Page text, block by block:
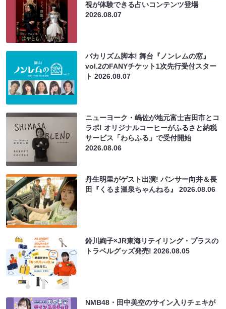
視が体験できる占いコンテンツ登場
2026.08.07
バカリズム脚本! 舞台『ノンレムの窓』
vol.2のFANYチケット1次先行受付スター
ト2026.08.07
ニューヨーク・嶋佐が地元富士吉田市とコ
ラボ! オリジナルコーヒーがふるさと納税
サービス「わらふる」で受付開始
2026.08.06
丹生明里がゲスト出演! パンサー向井＆長
田『くるま温泉ちゃんねる』2026.08.06
鈴川絢子×JR東海リテイリング・プラスの
トラベルグッズ発売!2026.08.05
NMB48・田中美空のサイン入りチェキが